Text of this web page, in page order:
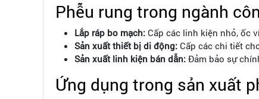
Phễu rung trong ngành
Lắp ráp bo mạch: Cấp các linh kiện nhỏ, ốc
Sản xuất thiết bị di động: Cấp các chi tiết
Sản xuất linh kiện bán dẫn: Đảm bảo sự
Ứng dụng trong sản xuất